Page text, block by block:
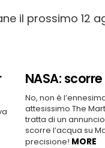
il prossimo 12
NASA:
No, non è
attesissimo The
tratta di un
scorre l’acqua su
precisione! MORE